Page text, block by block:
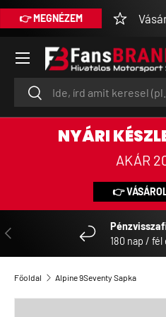
UGRÁS A TARTALOMRA
MEGNÉZEM Vásárolj
Keresés
Keresés
Menü
NYÁRI
AKÁR
👉
ELŐZŐ
180 nap / fél
Főoldal Alpine 9Seventy Sapka